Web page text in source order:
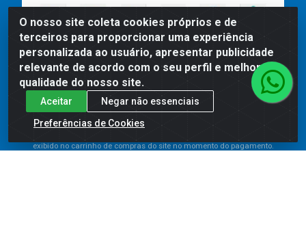
O nosso site coleta cookies próprios e de
terceiros para proporcionar uma experiência
personalizada ao usuário, apresentar publicidade
relevante de acordo com o seu perfil e melhorar a
qualidade do nosso site.
Aceitar
Negar não essenciais
Preferências de Cookies
Preços, promoções, condições de pagamento e frete são válidos
para compras realizadas exclusivamente pelo site. Caso haja
exibido no carrinho de compras do site no momento do pagamento.